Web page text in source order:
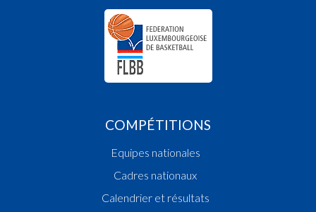
COMPÉTITIONS
Equipes nationales
Cadres nationaux
Calendrier et résultats